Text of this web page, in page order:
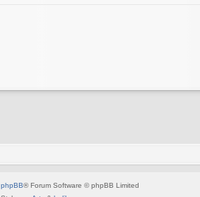
phpBB® Forum Software © phpBB Limited